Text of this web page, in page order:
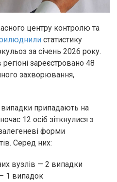
центру контролю та
статистику
за січень 2026 року.
зареєстровано 48
захворювання,
випадки припадають на
12 осіб зіткнулися з
форми
Серед них:
вузлів — 2 випадки
1 випадок